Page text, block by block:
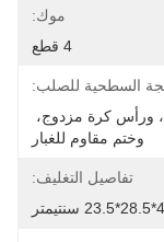
موك:
4 قطع
السطحية للصلب:
وختم مقاوم للغبار
تفاصيل التغليف: